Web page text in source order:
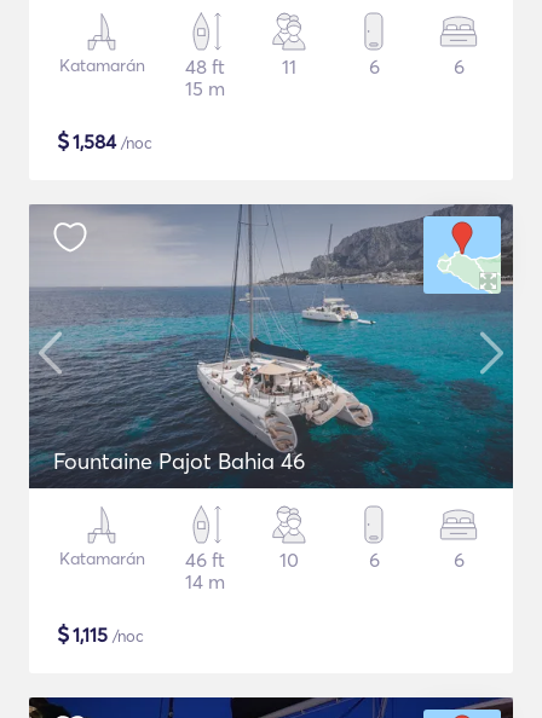
Katamarán
48 ft
15 m
11 6 6
$1,584/noc
Fountaine Pajot Bahia 46
Katamarán
46 ft
14 m
10 6 6
$1,115 /noc